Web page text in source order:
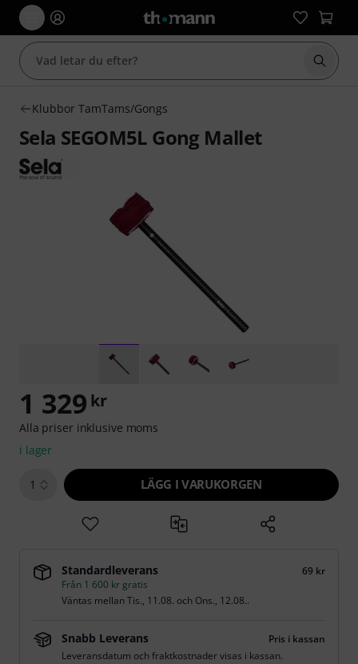
Börja
Klubbor TamTams/Gongs
Sela SEGOM5L Gong Mallet
1 329 kr
Alla priser inklusive moms
i lager
1 LÄGG I VARUKORGEN
Standardleverans
69 kr
Från 1 600 kr gratis
Väntas mellanTis., 11.08. och Ons., 12.08..
Snabb Leverans
Pris i kassan
Leveransdatum och fraktkostnader visas i kassan.